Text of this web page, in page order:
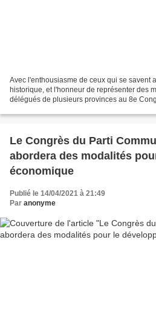
Avec l'enthousiasme de ceux qui se savent
historique, et l'honneur de représenter des
délégués de plusieurs provinces au 8e
Le Congrès du Parti
abordera des modalités
économique
Publié le 14/04/2021 à 21:49
Par anonyme